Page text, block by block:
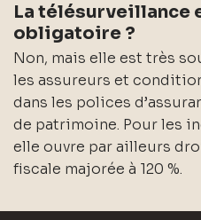
La télésurveillance
obligatoire ?
Non, mais elle est très
les assureurs et
dans les polices
de patrimoine. Pour les
elle ouvre par ailleurs
fiscale majorée à 120 %.